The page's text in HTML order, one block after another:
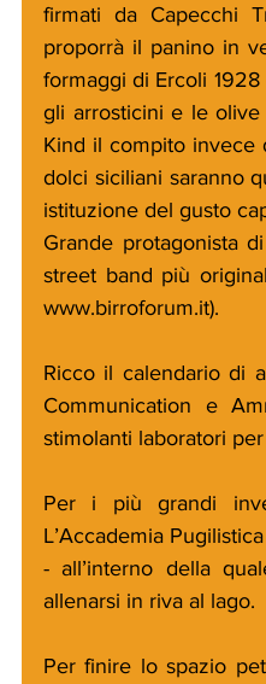
firmati da Capecchi
proporrà il panino in
formaggi di Ercoli
gli arrosticini e le
Kind il compito invece
dolci siciliani saranno
istituzione del gusto
Grande protagonista
street band più
www.birroforum.it).
Ricco il calendario di
Communication e
stimolanti laboratori
Per i più grandi
L’Accademia
- all’interno della
allenarsi in riva al lago.
Per finire lo spazio